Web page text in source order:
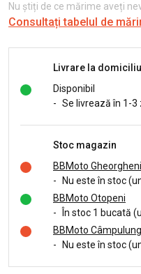
Nu știți de ce mărime aveți
Consultați tabelul de
Livrare la domiciliu
Disponibil
- Se livrează în 1-3
Stoc magazin
BBMoto Gheorgheni
-
Nu este în stoc
BBMoto Otopeni
-
În stoc 1 bucată
BBMoto Câmpulung
-
Nu este în stoc